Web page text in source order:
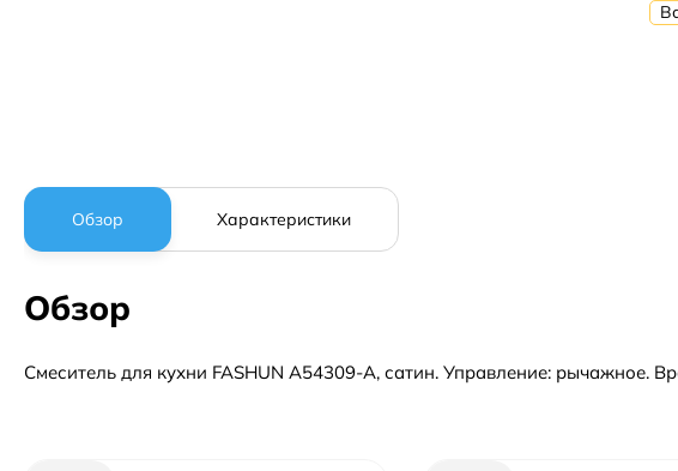
Обзор Характеристики
Обзор
Смеситель для кухни FASHUN A54309-A, сатин. Управление: рычажное.